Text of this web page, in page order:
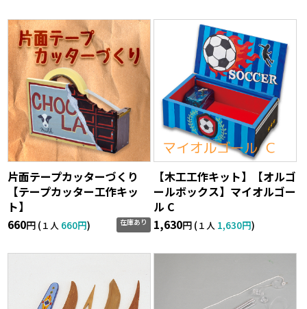
片面テープカッターづくり
【テープカッター工作キッ
ト】
660円 (１人 660円) 在庫あり
【木工工作キット】【オルゴ
ールボックス】マイオルゴー
ル C
1,630円 (１人 1,630円)